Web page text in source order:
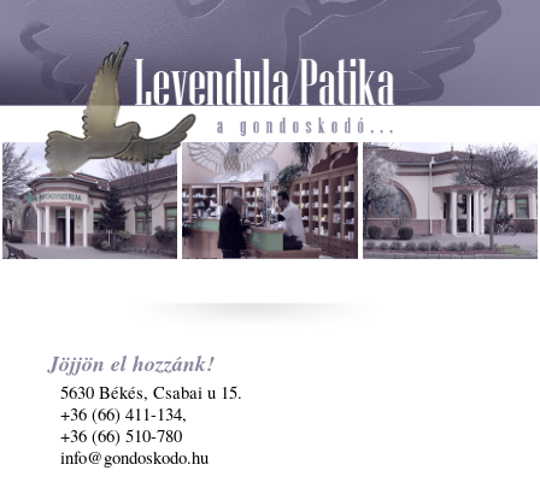
Jöjjön el hozzánk!
5630 Békés, Csabai u 15.
+36 (66) 411-134,
+36 (66) 510-780
info@gondoskodo.hu